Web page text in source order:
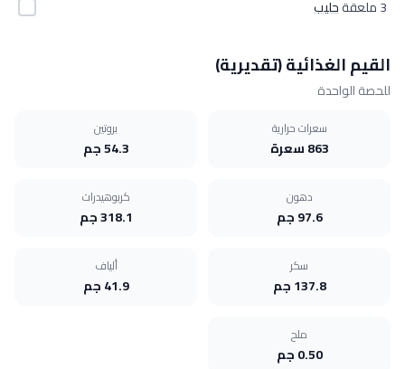
3 ملعقة
حليب
القيم الغذائية (تقديرية)
للحصة الواحدة
سعرات حرارية
863 سعرة
بروتين
54.3 جم
دهون
97.6 جم
كربوهيدرات
318.1 جم
سكر
137.8 جم
ألياف
41.9 جم
ملح
0.50 جم